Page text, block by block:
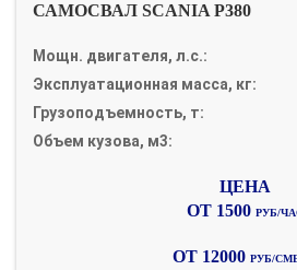
САМОСВАЛ SCANIA P380
Мощн. двигателя, л.с.:
Эксплуатационная масса, кг:
Грузоподъемность, т:
Объем кузова, м3:
ОТ 1500 РУБ/
ОТ 12000 РУБ/